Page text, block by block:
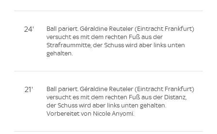
24'
Ball pariert. Géraldine Reuteler (Eintracht Frankfurt)
versucht es mit dem rechten Fuß aus der
Strafraummitte, der Schuss wird aber links unten
gehalten.
21'
Ball pariert. Géraldine Reuteler (Eintracht Frankfurt)
versucht es mit dem rechten Fuß aus der Distanz,
der Schuss wird aber links unten gehalten.
Vorbereitet von Nicole Anyomi.